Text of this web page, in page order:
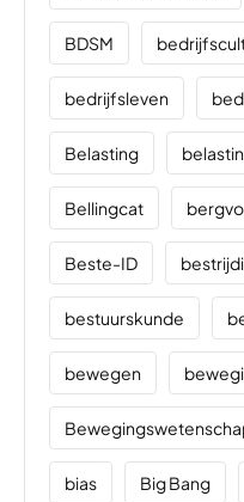
BDSM
bedrijfsleven
Belasting
Bellingcat
Beste-ID
bestuurskunde
bewegen
bias Big Bang